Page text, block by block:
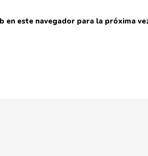
este navegador para la próxima